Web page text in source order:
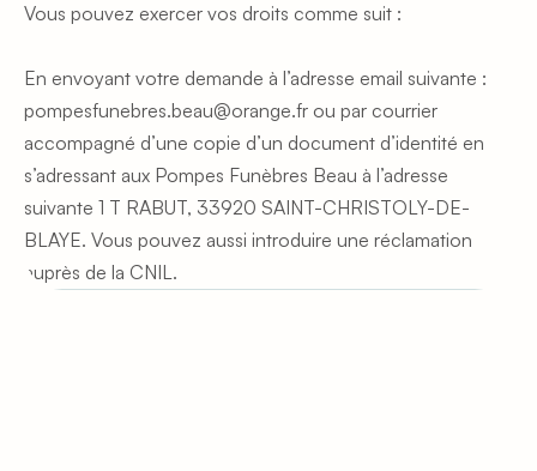
Vous pouvez exercer vos droits comme suit :
En envoyant votre demande à l’adresse email suivante :
pompesfunebres.beau@orange.fr ou par courrier
accompagné d’une copie d’un document d’identité en
s’adressant aux Pompes Funèbres Beau à l’adresse
suivante 1 T RABUT, 33920 SAINT-CHRISTOLY-DE-
BLAYE. Vous pouvez aussi introduire une réclamation
auprès de la CNIL.